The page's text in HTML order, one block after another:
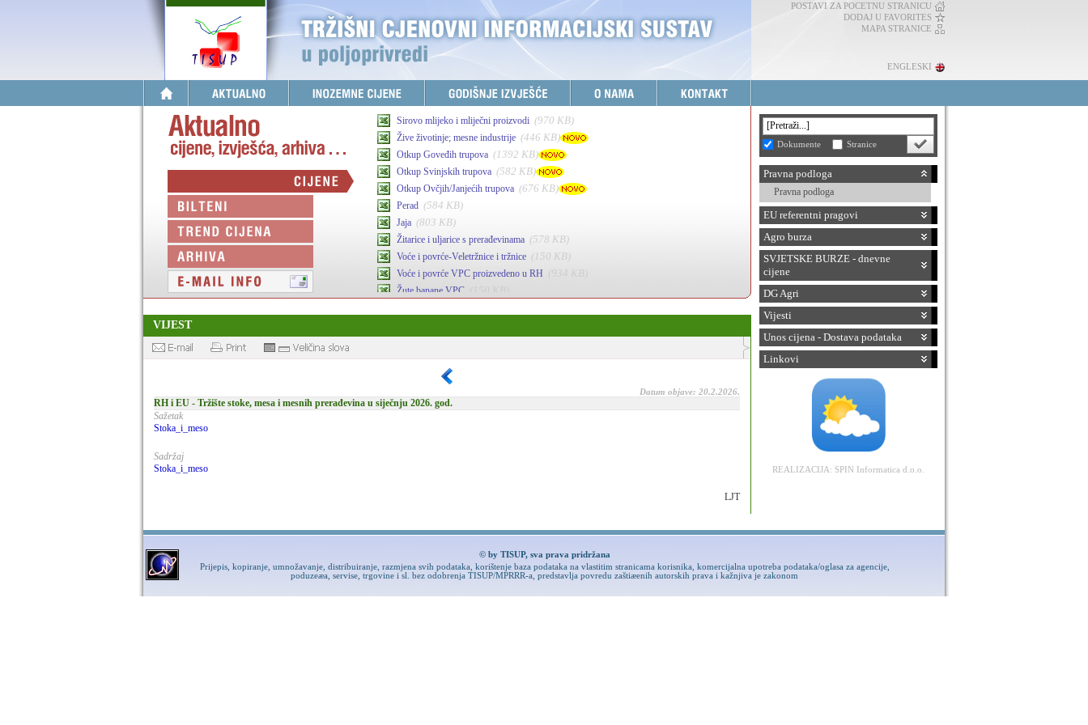
POSTAVI ZA POCETNU STRANICU
DODAJ U FAVORITES
MAPA STRANICE
ENGLESKI
Sirovo mlijeko i mliječni proizvodi (970 KB)
Žive životinje; mesne industrije (446 KB)
Otkup Goveđih trupova (1392 KB)
Otkup Svinjskih trupova (582 KB)
Otkup Ovčjih/Janjećih trupova (676 KB)
Perad (584 KB)
Jaja (803 KB)
Žitarice i uljarice s prerađevinama (578 KB)
Voće i povrće-Veletržnice i tržnice (150 KB)
Voće i povrće VPC proizvedeno u RH (934 KB)
Žute banane VPC
VIJEST
Datum objave: 20.2.2026.
RH i EU - Tržište stoke, mesa i mesnih prerađevina u siječnju 2026. god.
Sažetak
Stoka_i_meso
Sadržaj
Stoka_i_meso
LJT
Dokumente Stranice
Pravna podloga
Pravna podloga
EU referentni pragovi
Agro burza
SVJETSKE BURZE - dnevne
cijene
DG Agri
Vijesti
Unos cijena - Dostava podataka
Linkovi
REALIZACIJA: SPIN Informatica d.o.o.
© by TISUP, sva prava pridržana
Prijepis, kopiranje, umnožavanje, distribuiranje, razmjena svih podataka, korištenje baza podataka na vlastitim stranicama korisnika, komercijalna upotreba podataka/oglasa za agencije,
poduzeæa, servise, trgovine i sl. bez odobrenja TISUP/MPRRR-a, predstavlja povredu zaštiæenih autorskih prava i kažnjiva je zakonom